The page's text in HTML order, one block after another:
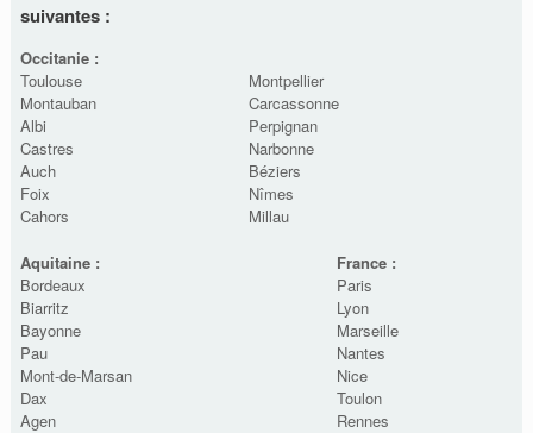
suivantes :
Occitanie :
Toulouse
Montauban
Albi
Castres
Auch
Foix
Cahors
Montpellier
Carcassonne
Perpignan
Narbonne
Béziers
Nîmes
Millau
Aquitaine :
Bordeaux
Biarritz
Bayonne
Pau
Mont-de-Marsan
Dax
Agen
France :
Paris
Lyon
Marseille
Nantes
Nice
Toulon
Rennes